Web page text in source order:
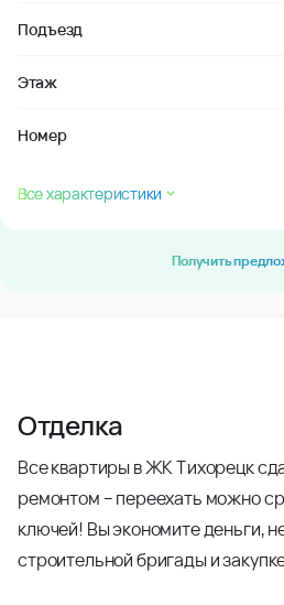
Подъезд
Этаж
Номер
Все характеристики
Получить
Отделка
Все квартиры в ЖК Тихорецк
ремонтом – переехать можно
ключей! Вы экономите деньги,
строительной бригады и